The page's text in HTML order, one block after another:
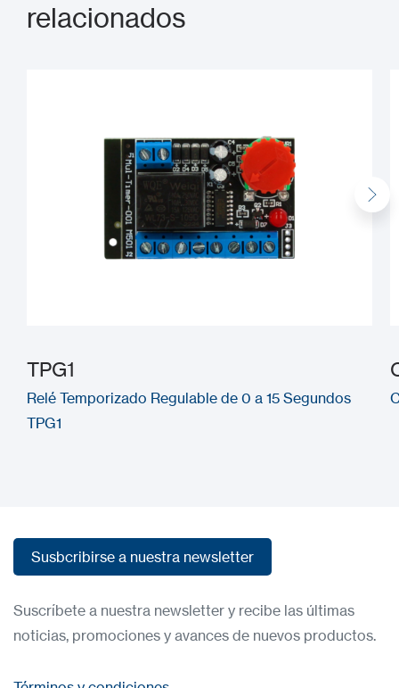
relacionados
TPG1
Relé Temporizado Regulable de 0 a 15 Segundos
TPG1
Susbcribirse a nuestra newsletter
Suscríbete a nuestra newsletter y recibe las últimas
noticias, promociones y avances de nuevos productos.